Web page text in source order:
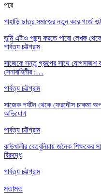
পরে
পাহাড়ি ছাত্র সমাজের নতুন করে গর্জে
তুমি এটাও পছন্দ করতে পারো লেখক
পার্বত্য চট্টগ্রাম
সাজেকে সন্তু গ্রুপের সাথে যোগসাজশ
সেনাবাহিনীর :…
পার্বত্য চট্টগ্রাম
সাজেক পর্যটন থেকে ফেরদৌস চাকমা
অভিযোগ
পার্বত্য চট্টগ্রাম
কাউখালীর বেতবুনিয়ায় জনৈক শিক্ষকের
বিরুদ্ধে
পার্বত্য চট্টগ্রাম
মতামত